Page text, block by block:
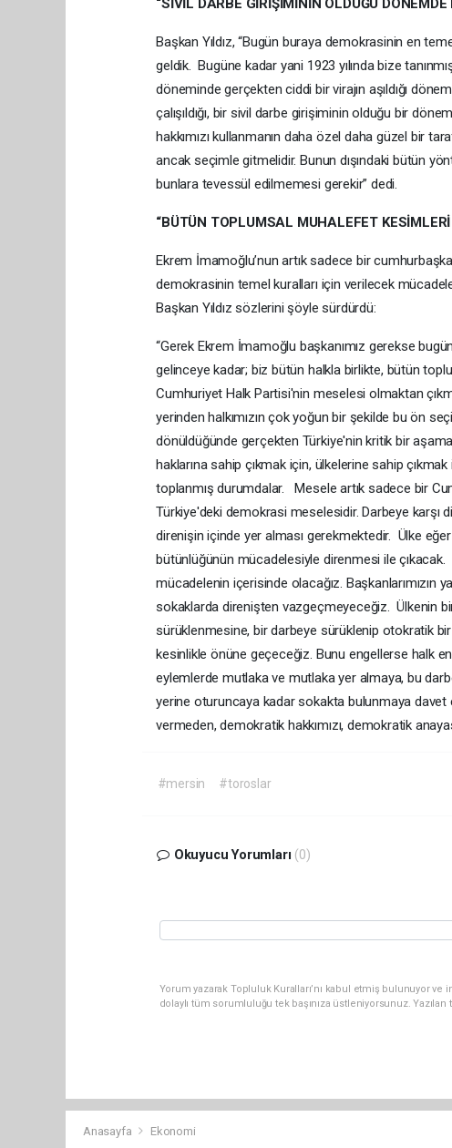
“SİVİL DARBE GİRİŞİMİNİN OLDUĞU
Başkan Yıldız, “Bugün buraya demokrasinin en
geldik. Bugüne kadar yani 1923 yılında bize
döneminde gerçekten ciddi bir virajın aşıldığı
çalışıldığı, bir sivil darbe girişiminin olduğu bir
hakkımızı kullanmanın daha özel daha güzel bir
ancak seçimle gitmelidir. Bunun dışındaki bütün
bunlara tevessül edilmemesi gerekir” dedi.
“BÜTÜN TOPLUMSAL MUHALEFET KESİMLERİ
Ekrem İmamoğlu’nun artık sadece bir
demokrasinin temel kuralları için verilecek
Başkan Yıldız sözlerini şöyle sürdürdü:
“Gerek Ekrem İmamoğlu başkanımız gerekse
gelinceye kadar; biz bütün halkla birlikte, bütün
Cumhuriyet Halk Partisi'nin meselesi olmaktan
yerinden halkımızın çok yoğun bir şekilde bu ön
dönüldüğünde gerçekten Türkiye'nin kritik bir
haklarına sahip çıkmak için, ülkelerine sahip
toplanmış durumdalar. Mesele artık sadece bir
Türkiye'deki demokrasi meselesidir. Darbeye karşı
direnişin içinde yer alması gerekmektedir. Ülke
bütünlüğünün mücadelesiyle direnmesi ile
mücadelenin içerisinde olacağız. Başkanlarımızın
sokaklarda direnişten vazgeçmeyeceğiz. Ülkenin
sürüklenmesine, bir darbeye sürüklenip otokratik bir
kesinlikle önüne geçeceğiz. Bunu engellerse halk
eylemlerde mutlaka ve mutlaka yer almaya, bu
yerine oturuncaya kadar sokakta bulunmaya davet
vermeden, demokratik hakkımızı, demokratik
#mersin #toroslar
Okuyucu Yorumları (0)
Yorum yazarak Topluluk Kuralları’nı kabul etmiş bulunuyor
dolaylı tüm sorumluluğu tek başınıza üstleniyorsunuz.
Anasayfa Ekonomi